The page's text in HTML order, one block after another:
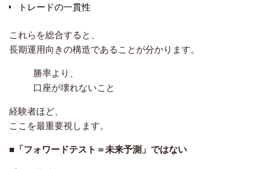
トレードの一貫性
これらを総合すると、
長期運用向きの構造であることが分かります。
勝率より、
口座が壊れないこと
経験者ほど、
ここを最重要視します。
■「フォワードテスト＝未来予測」ではない